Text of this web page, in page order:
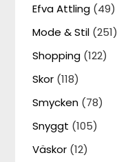
Efva Attling (49)
Mode & Stil (251)
Shopping (122)
Skor (118)
Smycken (78)
Snyggt (105)
Väskor (12)